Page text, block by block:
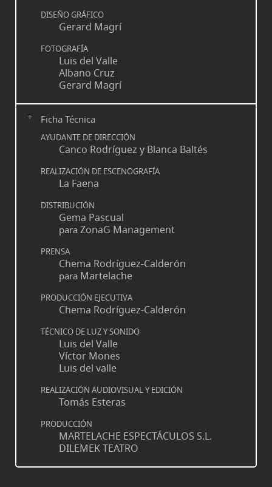
DISEÑO GRÁFICO
Gerard Magrí
FOTOGRAFÍA
Luis del Valle
Albano Cruz
Gerard Magrí
Ficha Técnica
AYUDANTE DE DIRECCIÓN
Canco Rodríguez y Blanca Baltés
REALIZACIÓN DE ESCENOGRAFÍA
La Faena
DISTRIBUCIÓN
Gema Pascual
para ZonaG Management
PRENSA
Chema Rodríguez-Calderón
para Martelache
PRODUCCIÓN EJECUTIVA
Chema Rodríguez-Calderón
TÉCNICO DE LUZ Y SONIDO
Luis del Valle
Víctor Mones
Luis del valle
REALIZACIÓN AUDIOVISUAL Y EDICIÓN
Tomás Esteras
PRODUCCIÓN
MARTELACHE ESPECTÁCULOS S.L.
DILEMEK TEATRO